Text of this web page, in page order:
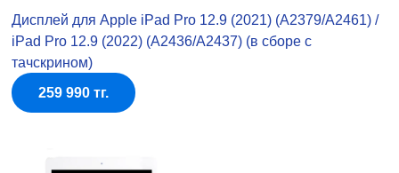
Дисплей для Apple iPad Pro 12.9 (2021) (A2379/A2461) /
iPad Pro 12.9 (2022) (A2436/A2437) (в сборе с
тачскрином)
259 990 тг.